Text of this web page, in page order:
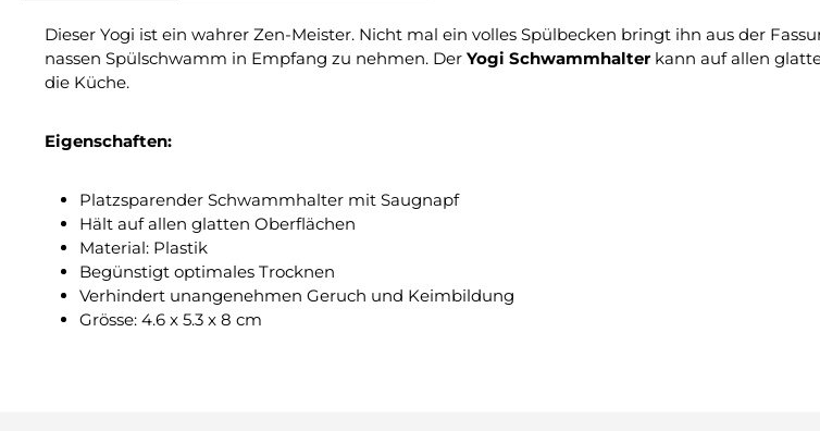
Dieser Yogi ist ein wahrer Zen-Meister. Nicht mal ein volles Spülbecken bringt ihn aus der
nassen Spülschwamm in Empfang zu nehmen. Der Yogi Schwammhalter kann auf allen
die Küche.
Eigenschaften:
Platzsparender Schwammhalter mit Saugnapf
Hält auf allen glatten Oberflächen
Material: Plastik
Begünstigt optimales Trocknen
Verhindert unangenehmen Geruch und Keimbildung
Grösse: 4.6 x 5.3 x 8 cm